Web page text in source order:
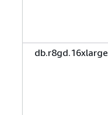
db.r8gd.16xlarge